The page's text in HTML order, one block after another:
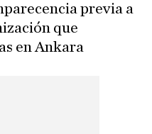
previa a
que
en Ankara